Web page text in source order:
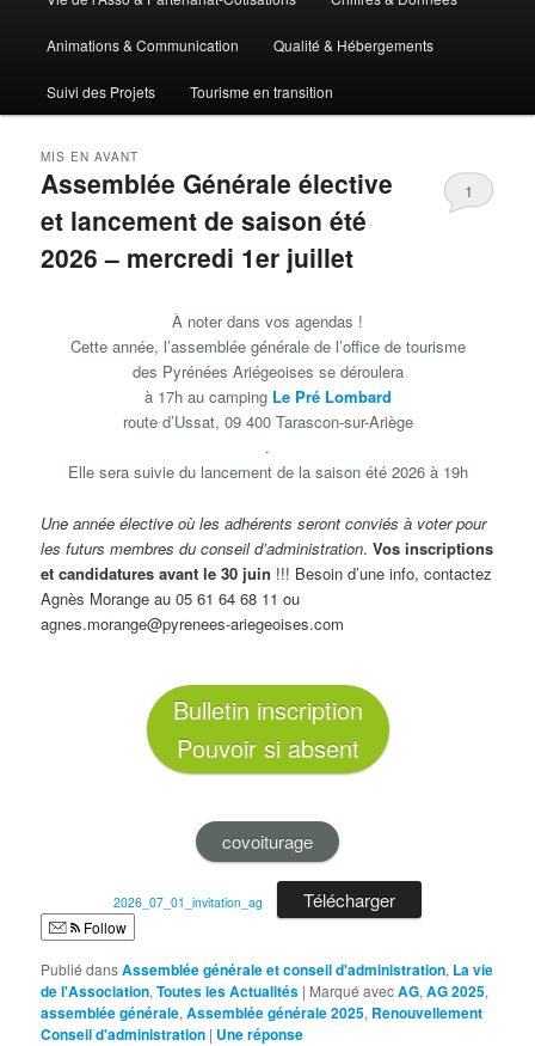
Animations & Communication Qualité & Hébergements
Suivi des Projets Tourisme en transition
Assemblée Générale élective
et lancement de saison été
2026 – mercredi 1er juillet
MIS EN AVANT
Pyrénées Ariégeoises
1
À noter dans vos agendas !
Cette année, l’assemblée générale de l’office de tourisme
des Pyrénées Ariégeoises se déroulera
à 17h au camping Le Pré Lombard
route d’Ussat, 09 400 Tarascon-sur-Ariège
.
Elle sera suivie du lancement de la saison été 2026 à 19h
Une année élective où les adhérents seront conviés à voter pour
les futurs membres du conseil d’administration.Vos inscriptions
et candidatures avant le 30 juin !!! Besoin d’une info, contactez
Agnès Morange au 05 61 64 68 11 ou
agnes.morange@pyrenees-ariegeoises.com
Bulletin inscription
Pouvoir si absent
covoiturage
2026_07_01_invitation_ag Télécharger
Follow
Publié dansAssemblée générale et conseil d'administration, La vie
de l'Association,Toutes les Actualités | Marqué avecAG,AG 2025,
assemblée générale,Assemblée générale 2025, Renouvellement
Conseil d'administration | Uneréponse